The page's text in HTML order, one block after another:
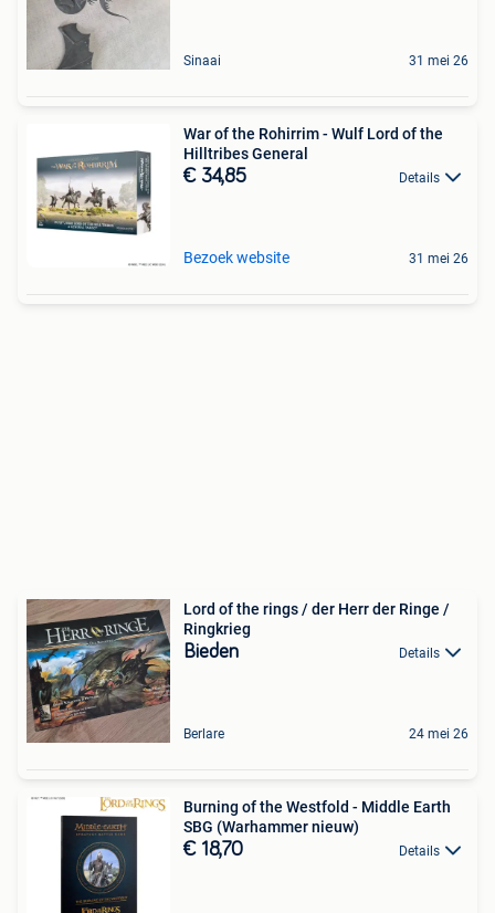
Sinaai 31 mei 26
War of the Rohirrim - Wulf Lord of the
Hilltribes General
€ 34,85 Details
Bezoek website 31 mei 26
Lord of the rings / der Herr der Ringe /
Ringkrieg
Bieden Details
Berlare 24 mei 26
Burning of the Westfold - Middle Earth
SBG (Warhammer nieuw)
€ 18,70 Details